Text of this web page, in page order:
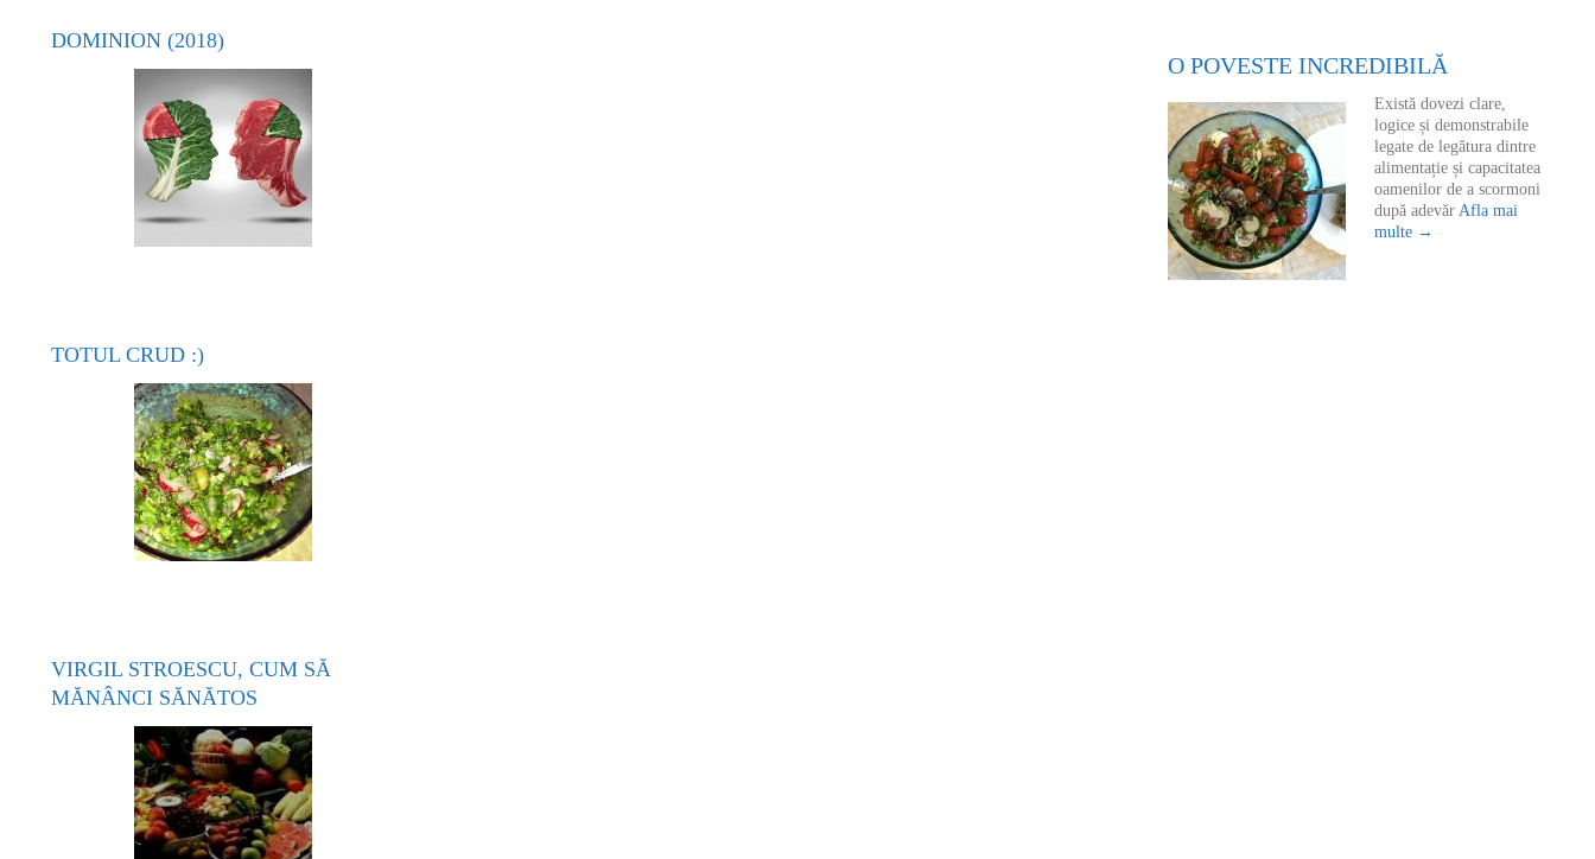
O POVESTE INCREDIBILĂ
Există dovezi clare,
logice și demonstrabile
legate de legătura dintre
alimentație și capacitatea
oamenilor de a scormoni
după adevăr Afla mai
multe →
DOMINION (2018)
TOTUL CRUD :)
VIRGIL STROESCU, CUM SĂ
MĂNÂNCI SĂNĂTOS